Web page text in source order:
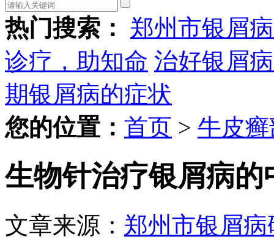
热门搜索：
郑州市银屑
诊疗，助知命 治好银屑
期银屑病的症状
您的位置： 首页 > 牛皮
生物针治疗银屑病的
文章来源： 郑州市银屑病